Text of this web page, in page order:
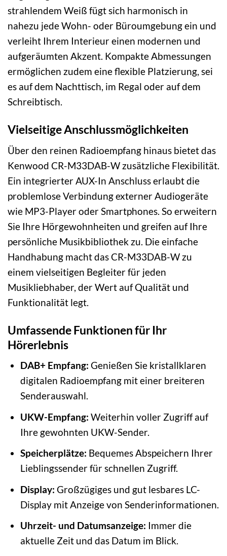
strahlendem Weiß fügt sich harmonisch in
nahezu jede Wohn- oder Büroumgebung ein und
verleiht Ihrem Interieur einen modernen und
aufgeräumten Akzent. Kompakte Abmessungen
ermöglichen zudem eine flexible Platzierung, sei
es auf dem Nachttisch, im Regal oder auf dem
Schreibtisch.
Vielseitige Anschlussmöglichkeiten
Über den reinen Radioempfang hinaus bietet das
Kenwood CR-M33DAB-W zusätzliche Flexibilität.
Ein integrierter AUX-In Anschluss erlaubt die
problemlose Verbindung externer Audiogeräte
wie MP3-Player oder Smartphones. So erweitern
Sie Ihre Hörgewohnheiten und greifen auf Ihre
persönliche Musikbibliothek zu. Die einfache
Handhabung macht das CR-M33DAB-W zu
einem vielseitigen Begleiter für jeden
Musikliebhaber, der Wert auf Qualität und
Funktionalität legt.
Umfassende Funktionen für Ihr
Hörerlebnis
DAB+ Empfang: Genießen Sie kristallklaren
digitalen Radioempfang mit einer breiteren
Senderauswahl.
UKW-Empfang: Weiterhin voller Zugriff auf
Ihre gewohnten UKW-Sender.
Speicherplätze: Bequemes Abspeichern Ihrer
Lieblingssender für schnellen Zugriff.
Display: Großzügiges und gut lesbares LC-
Display mit Anzeige von Senderinformationen.
Uhrzeit- und Datumsanzeige: Immer die
aktuelle Zeit und das Datum im Blick.